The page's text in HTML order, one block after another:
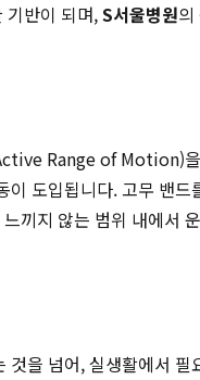
기반이 되며,S서울병원
Range of Motion)
도입됩니다. 고무 밴
끼지 않는 범위 내에서
을 넘어, 실생활에서